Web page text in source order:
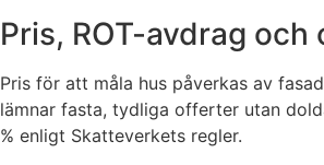
Pris, ROT-avdrag
Pris för att måla hus påverkas av
lämnar fasta, tydliga offerter utan
% enligt Skatteverkets regler.